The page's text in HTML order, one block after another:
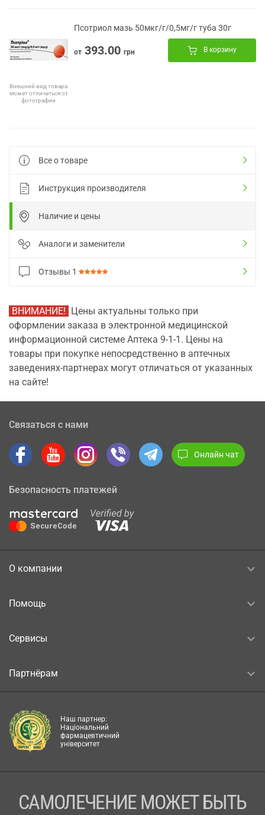
Внешний вид товара
может отличаться от
фотографии
Псотриол мазь 50мкг/г/0,5мг/г туба 30г
от 393.00 грн В корзину
Все о товаре
Инструкция производителя
Наличие и цены
Аналоги и заменители
Отзывы 1
ВНИМАНИЕ! Цены актуальны только при
оформлении заказа в электронной медицинской
информационной системе Аптека 9-1-1. Цены на
товары при покупке непосредственно в аптечных
заведениях-партнерах могут отличаться от указанных
на сайте!
Связаться с нами
Онлайн чат
Безопасность платежей
О компании
Помощь
Сервисы
Партнёрам
Наш партнер:
Національний
фармацевтичний
університет
САМОЛЕЧЕНИЕ МОЖЕТ БЫТЬ